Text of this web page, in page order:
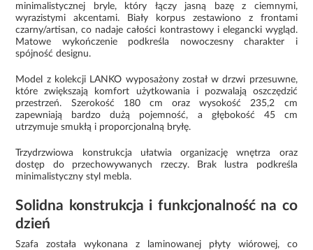
minimalistycznej bryle, który łączy jasną bazę z ciemnymi,
wyrazistymi akcentami. Biały korpus zestawiono z frontami
czarny/artisan, co nadaje całości kontrastowy i elegancki wygląd.
Matowe wykończenie podkreśla nowoczesny charakter i
spójność designu.
Model z kolekcji LANKO wyposażony został w drzwi przesuwne,
które zwiększają komfort użytkowania i pozwalają oszczędzić
przestrzeń. Szerokość 180 cm oraz wysokość 235,2 cm
zapewniają bardzo dużą pojemność, a głębokość 45 cm
utrzymuje smukłą i proporcjonalną bryłę.
Trzydrzwiowa konstrukcja ułatwia organizację wnętrza oraz
dostęp do przechowywanych rzeczy. Brak lustra podkreśla
minimalistyczny styl mebla.
Solidna konstrukcja i funkcjonalność na co
dzień
Szafa została wykonana z laminowanej płyty wiórowej, co